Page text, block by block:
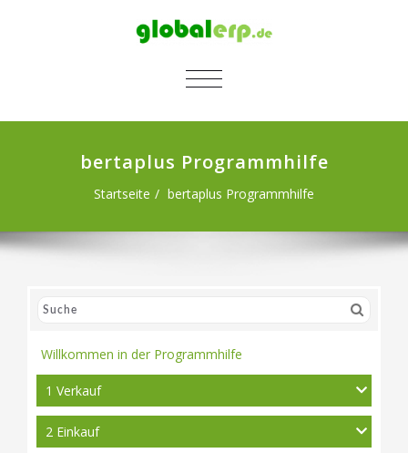
SCHALTE NAVIGATION
bertaplus Programmhilfe
Startseite bertaplus Programmhilfe
Willkommen in der Programmhilfe
1 Verkauf
2 Einkauf